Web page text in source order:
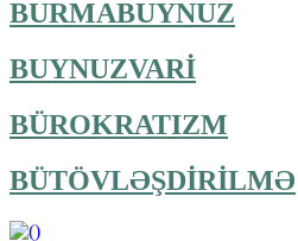
BURMABUYNUZ
BUYNUZVARİ
BÜROKRATIZM
BÜTÖVLƏŞDİRİLMƏ